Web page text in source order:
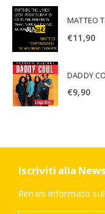
€11,90
DADDY
€9,90
Iscriviti alla
Rimani informato